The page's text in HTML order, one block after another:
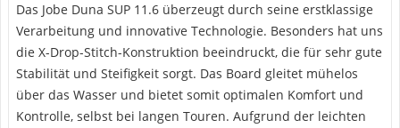
Das Jobe Duna SUP 11.6 überzeugt durch seine erstklassige
Verarbeitung und innovative Technologie. Besonders hat uns
die X-Drop-Stitch-Konstruktion beeindruckt, die für sehr gute
Stabilität und Steifigkeit sorgt. Das Board gleitet mühelos
über das Wasser und bietet somit optimalen Komfort und
Kontrolle, selbst bei langen Touren. Aufgrund der leichten